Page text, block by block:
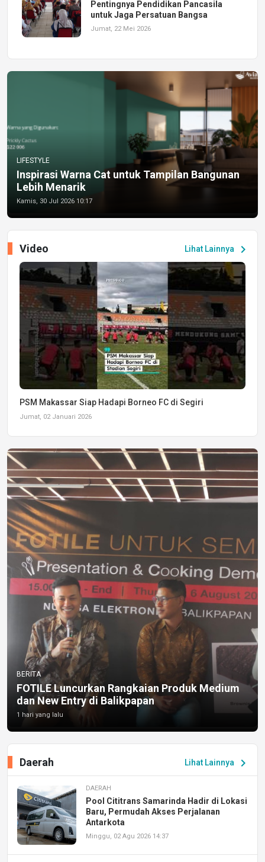
Pentingnya Pendidikan Pancasila
untuk Jaga Persatuan Bangsa
Jumat, 22 Mei 2026
LIFESTYLE
Inspirasi Warna Cat untuk Tampilan Bangunan
Lebih Menarik
Kamis, 30 Jul 2026 10:17
Lihat Lainnya chevron_right
Video
PSM Makassar Siap Hadapi Borneo FC di Segiri
Jumat, 02 Januari 2026
BERITA
FOTILE Luncurkan Rangkaian Produk Medium
dan New Entry di Balikpapan
1 hari yang lalu
Lihat Lainnya chevron_right
Daerah
DAERAH
Pool Cititrans Samarinda Hadir di Lokasi
Baru, Permudah Akses Perjalanan
Antarkota
Minggu, 02 Agu 2026 14:37